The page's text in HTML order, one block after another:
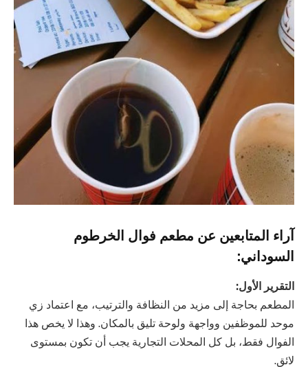
آراء المتابعين عن مطعم فوال الخرطوم
السوداني:
التقرير الأول:
المطعم بحاجة إلى مزيد من النظافة والترتيب، مع اعتماد زي
موحد للموظفين وواجهة ولوحة تليق بالمكان. وهذا لا يخص هذا
الفوال فقط، بل كل المحلات التجارية يجب أن تكون بمستوى
لائق.